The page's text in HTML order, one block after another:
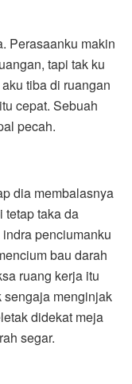
Perasaanku makin
tapi tak ku
tiba di ruangan
cepat. Sebuah
pecah.
dia membalasnya
tetap taka da
penciumanku
bau darah
ruang kerja itu
sengaja menginjak
didekat meja
segar.